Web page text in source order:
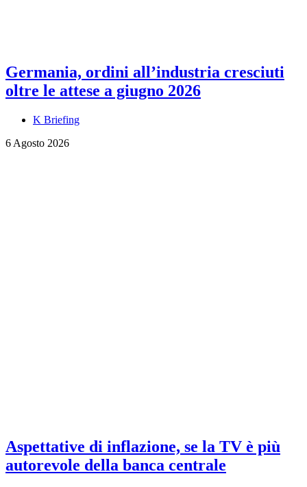
Germania, ordini all’industria cresciuti
oltre le attese a giugno 2026
K Briefing
6 Agosto 2026
Aspettative di inflazione, se la TV è più
autorevole della banca centrale